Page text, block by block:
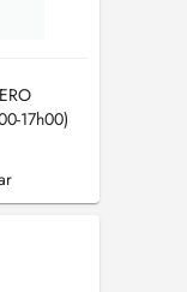
17h00)
de